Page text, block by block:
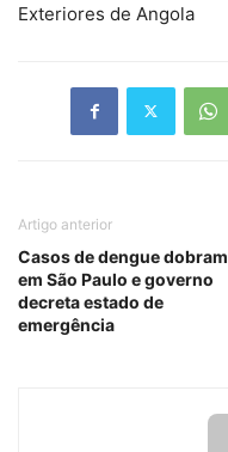
Exteriores de Angola
Artigo anterior
Casos de dengue dobram
em São Paulo e governo
decreta estado de
emergência